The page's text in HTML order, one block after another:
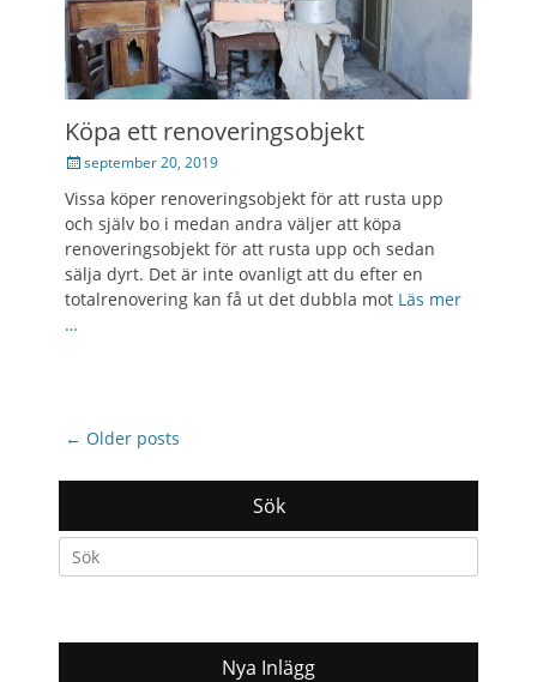
Köpa ett renoveringsobjekt
Posted
september 20, 2019
Vissa köper renoveringsobjekt för att rusta upp
och själv bo i medan andra väljer att köpa
renoveringsobjekt för att rusta upp och sedan
sälja dyrt. Det är inte ovanligt att du efter en
totalrenovering kan få ut det dubbla mot Läs mer
…
Post
← Older posts
Sök
Search
for:
Nya Inlägg